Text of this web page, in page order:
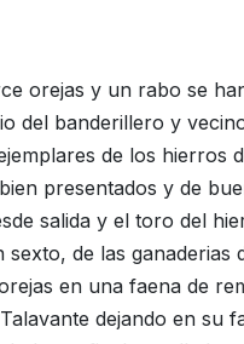
orejas y un rabo se
del banderillero y
de los
presentados y de
salida y el toro del
de las ganaderias
en una faena de
dejando en su